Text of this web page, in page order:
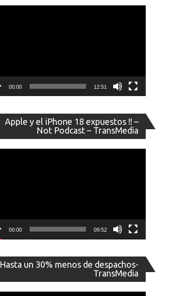
00:00 12:51
Apple y el iPhone 18 expuestos !! –
Not Podcast – TransMedia
de
vídeo
00:00 09:52
Hasta un 30% menos de despachos-
TransMedia
de
vídeo